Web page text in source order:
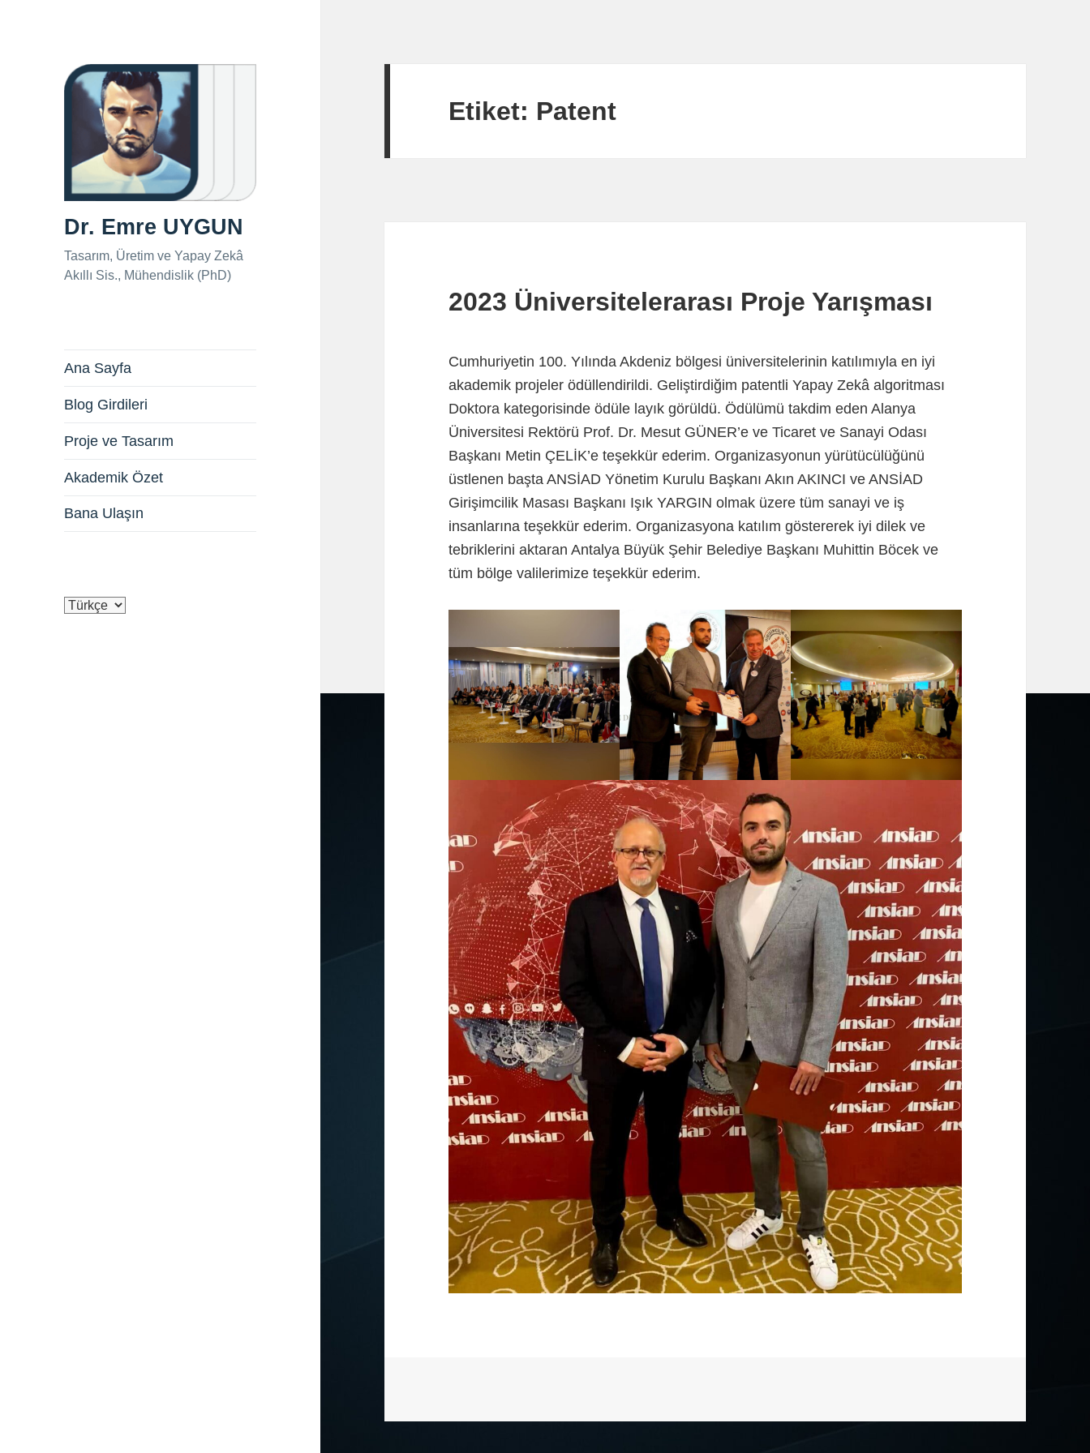
Dr. Emre UYGUN
Tasarım, Üretim ve Yapay Zekâ
Akıllı Sis., Mühendislik (PhD)
Ana Sayfa
Blog Girdileri
Proje ve Tasarım
Akademik Özet
Bana Ulaşın
Dil
Etiket: Patent
2023 Üniversitelerarası Proje Yarışması
Cumhuriyetin 100. Yılında Akdeniz bölgesi üniversitelerinin katılımıyla en iyi
akademik projeler ödüllendirildi. Geliştirdiğim patentli Yapay Zekâ algoritması
Doktora kategorisinde ödüle layık görüldü. Ödülümü takdim eden Alanya
Üniversitesi Rektörü Prof. Dr. Mesut GÜNER’e ve Ticaret ve Sanayi Odası
Başkanı Metin ÇELİK’e teşekkür ederim. Organizasyonun yürütücülüğünü
üstlenen başta ANSİAD Yönetim Kurulu Başkanı Akın AKINCI ve ANSİAD
Girişimcilik Masası Başkanı Işık YARGIN olmak üzere tüm sanayi ve iş
insanlarına teşekkür ederim. Organizasyona katılım göstererek iyi dilek ve
tebriklerini aktaran Antalya Büyük Şehir Belediye Başkanı Muhittin Böcek ve
tüm bölge valilerimize teşekkür ederim.